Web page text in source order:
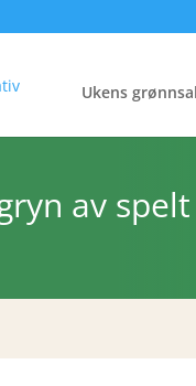
Ukens
av spelt